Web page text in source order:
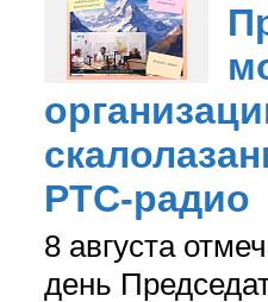
РТС-радио
8 августа
день